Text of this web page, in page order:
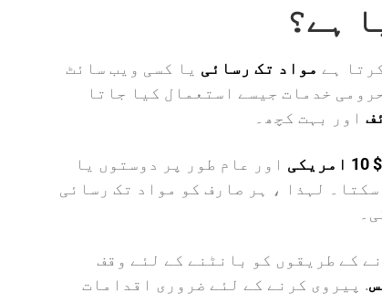
ہے؟
ہے مواد تک رسائی یا کسی ویب سائٹ
خدمات جیسے استعمال کیا جاتا
اور بہت کچھ۔
اور عام طور پر دوستوں یا
لہذا ، ہر صارف کو مواد تک رسائی
کے طریقوں کو بانٹنے کے لئے وقف
. پیروی کرنے کے لئے ضروری اقدامات